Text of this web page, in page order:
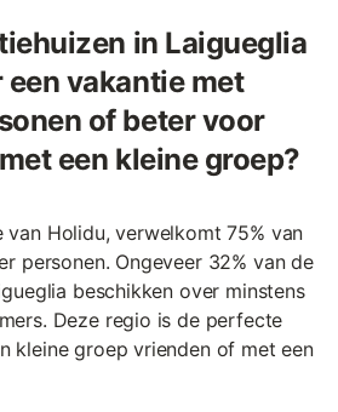
in Laigueglia
vakantie met
of beter voor
een kleine groep?
van Holidu, verwelkomt 75% van
personen. Ongeveer 32% van de
beschikken over minstens
Deze regio is de perfecte
kleine groep vrienden of met een